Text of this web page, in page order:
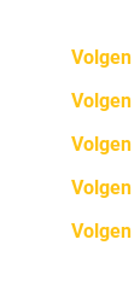
Volgen
Volgen
Volgen
Volgen
Volgen